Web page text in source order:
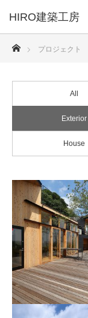
HIRO建築工房
プロジェクト
All
Exterior
House